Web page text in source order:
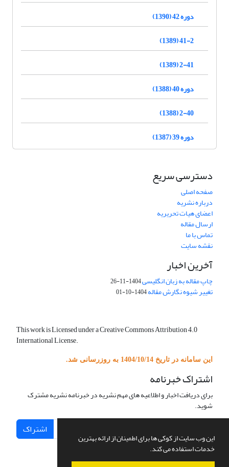
این وب سایت از کوکی ها برای اطمینان از ارائه بهترین
خدمات استفاده می کند.
دوره 42 (1390)
41-2 (1389)
2-41 (1389)
دوره 40 (1388)
2-40 (1388)
دوره 39 (1387)
دسترسی سریع
صفحه اصلی
درباره نشریه
اعضای هیات تحریریه
ارسال مقاله
تماس با ما
نقشه سایت
آخرین اخبار
چاپ مقاله به زبان انگلیسی1404-11-26
تغییر شیوه نگارش مقاله1404-10-01
This work is Licensed under a Creative Commons Attribution 4.0
International License.
این سامانه در تاریخ 1404/10/14 به روزرسانی شد.
اشتراک خبرنامه
برای دریافت اخبار و اطلاعیه های مهم نشریه در خبرنامه نشریه مشترک
شوید.
اشتراک